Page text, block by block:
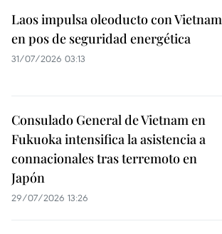
Laos impulsa oleoducto con Vietnam
en pos de seguridad energética
31/07/2026 03:13
Consulado General de Vietnam en
Fukuoka intensifica la asistencia a
connacionales tras terremoto en
Japón
29/07/2026 13:26